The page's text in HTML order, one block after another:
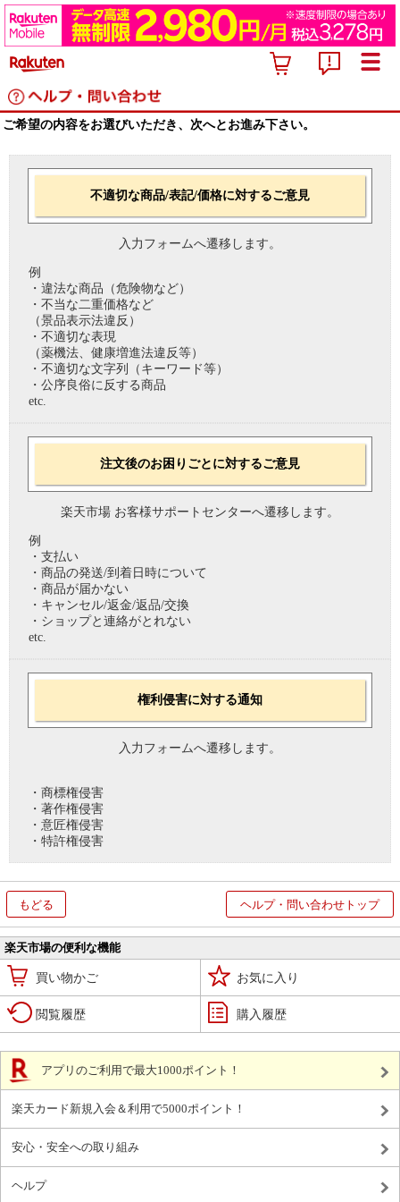
ご希望の内容をお選びいただき、次へとお進み下さい。
不適切な商品/表記/価格に対するご意見
入力フォームへ遷移します。
例
・違法な商品（危険物など）
・不当な二重価格など
（景品表示法違反）
・不適切な表現
（薬機法、健康増進法違反等）
・不適切な文字列（キーワード等）
・公序良俗に反する商品
etc.
注文後のお困りごとに対するご意見
楽天市場 お客様サポートセンターへ遷移します。
例
・支払い
・商品の発送/到着日時について
・商品が届かない
・キャンセル/返金/返品/交換
・ショップと連絡がとれない
etc.
権利侵害に対する通知
入力フォームへ遷移します。
・商標権侵害
・著作権侵害
・意匠権侵害
・特許権侵害
もどる ヘルプ・問い合わせトップ
楽天市場の便利な機能
買い物かご お気に入り
閲覧履歴 購入履歴
アプリのご利用で最大1000ポイント！
楽天カード新規入会＆利用で5000ポイント！
安心・安全への取り組み
ヘルプ